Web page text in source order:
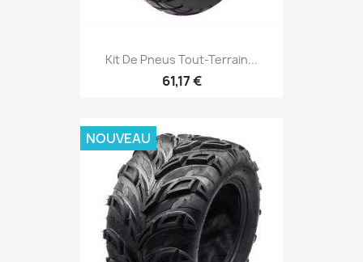
Kit De Pneus Tout-Terrain...
61,17 €
NOUVEAU